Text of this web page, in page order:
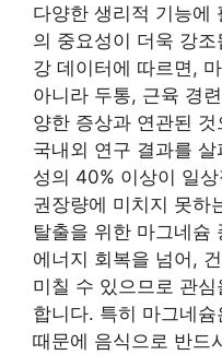
다양한 생리적 기능에
의 중요성이 더욱 강
강 데이터에 따르면,
아니라 두통, 근육 경
양한 증상과 연관된
국내외 연구 결과를
성의 40% 이상이 일
권장량에 미치지 못하
탈출을 위한 마그네슘
에너지 회복을 넘어,
미칠 수 있으므로 관
합니다. 특히 마그네
때문에 음식으로 반드